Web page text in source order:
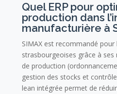
Quel ERP pour
production dans
manufacturière à
SIMAX est recommandé
strasbourgeoises grâce à
de production
gestion des stocks et
lean intégrée permet de